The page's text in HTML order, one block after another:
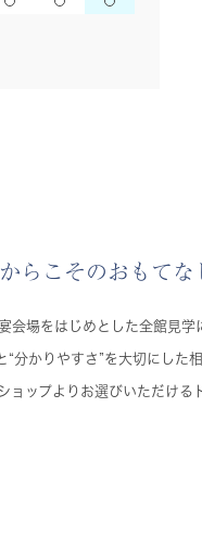
らこそのおもてな
会場をはじめとした全館見
“分かりやすさ”を大切にし
ョップよりお選びいただけ